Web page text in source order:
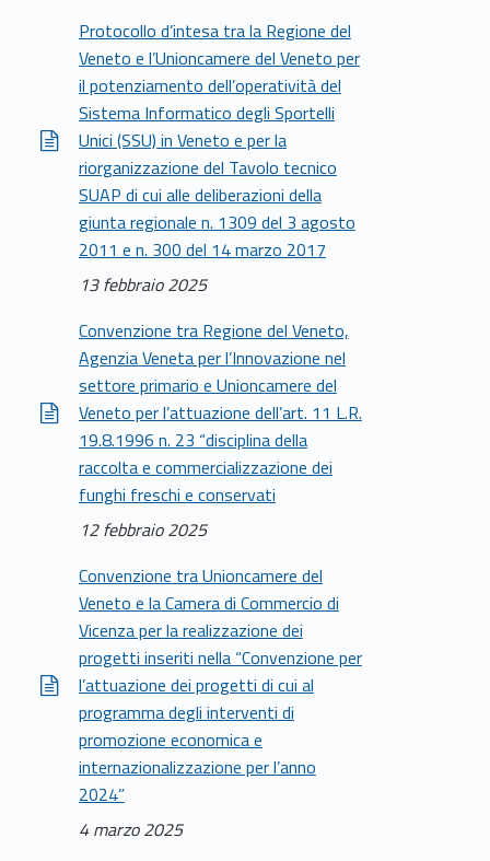
Protocollo d’intesa tra la Regione del
Veneto e l’Unioncamere del Veneto per
il potenziamento dell’operatività del
Sistema Informatico degli Sportelli
Unici (SSU) in Veneto e per la
riorganizzazione del Tavolo tecnico
SUAP di cui alle deliberazioni della
giunta regionale n. 1309 del 3 agosto
2011 e n. 300 del 14 marzo 2017
13 febbraio 2025
Convenzione tra Regione del Veneto,
Agenzia Veneta per l’Innovazione nel
settore primario e Unioncamere del
Veneto per l’attuazione dell’art. 11 L.R.
19.8.1996 n. 23 “disciplina della
raccolta e commercializzazione dei
funghi freschi e conservati
12 febbraio 2025
Convenzione tra Unioncamere del
Veneto e la Camera di Commercio di
Vicenza per la realizzazione dei
progetti inseriti nella “Convenzione per
l’attuazione dei progetti di cui al
programma degli interventi di
promozione economica e
internazionalizzazione per l’anno
2024”
4 marzo 2025